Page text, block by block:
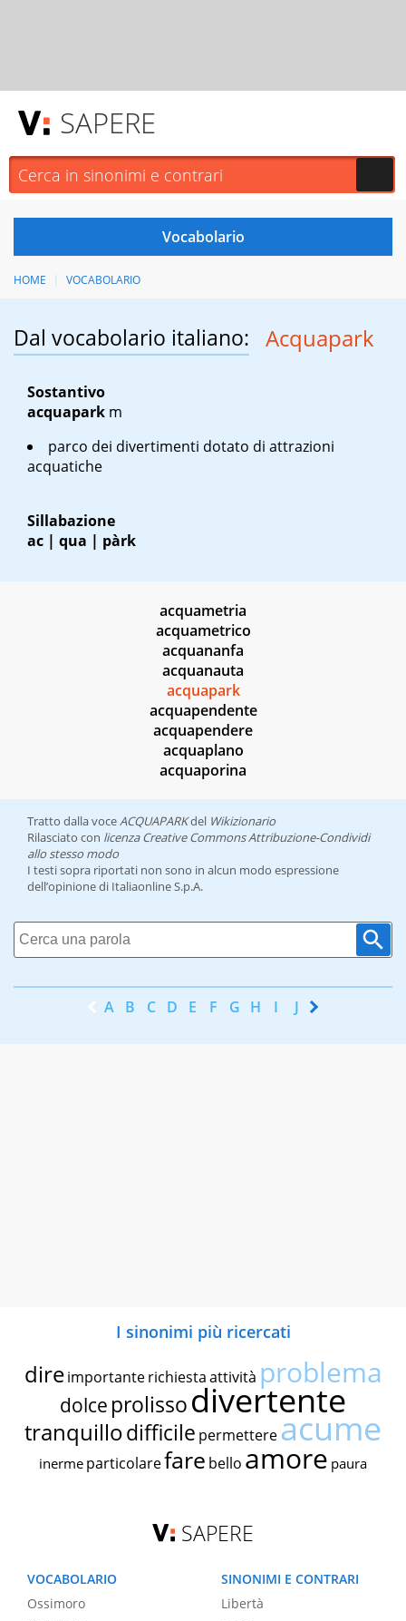
SAPERE
HOME VOCABOLARIO
Dal vocabolario italiano: Acquapark
Sostantivo
acquapark m
parco dei divertimenti dotato di attrazioni
acquatiche
Sillabazione
ac | qua | pàrk
acquametria
acquametrico
acquananfa
acquanauta
acquapark
acquapendente
acquapendere
acquaplano
acquaporina
Tratto dalla voceACQUAPARKdel Wikizionario
Rilasciato con licenza Creative Commons Attribuzione-Condividi
allo stesso modo
I testi sopra riportati non sono in alcun modo espressione
dell’opinione di Italiaonline S.p.A.
A B C D E F G H I J K
I sinonimi più ricercati
dire importante richiestaattività problema
dolce prolissodivertente
tranquillodifficile permettereacume
inerme particolarefare bello amore paura
SAPERE
VOCABOLARIO
Ossimoro
SINONIMI E CONTRARI
Libertà